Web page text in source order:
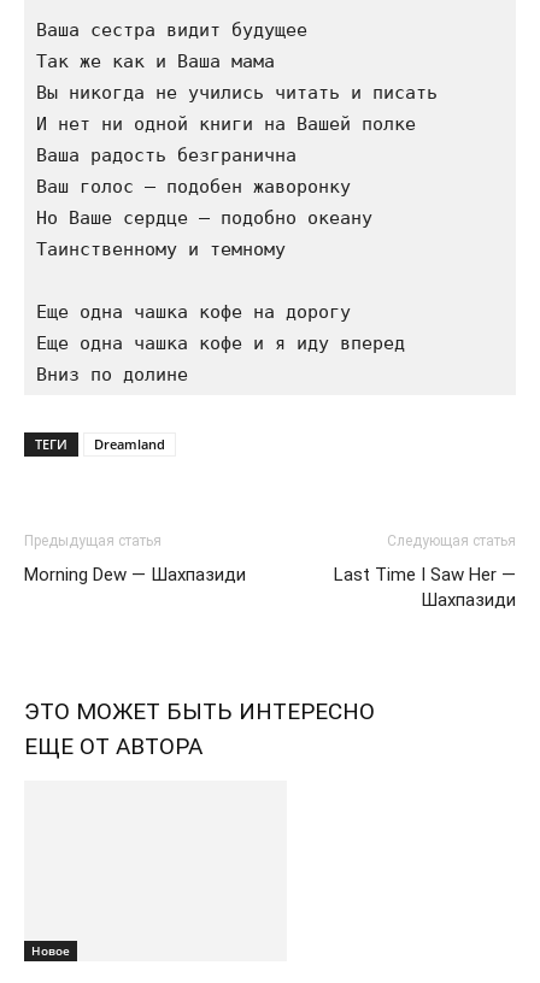
Ваша сестра видит будущее
Так же как и Ваша мама
Вы никогда не учились читать и писать
И нет ни одной книги на Вашей полке
Ваша радость безгранична
Ваш голос – подобен жаворонку
Но Ваше сердце – подобно океану
Таинственному и темному
Еще одна чашка кофе на дорогу
Еще одна чашка кофе и я иду вперед
ТЕГИ Dreamland
Предыдущая статья
Morning Dew — Шахпазиди
Следующая статья
Last Time I Saw Her —
Шахпазиди
ЭТО МОЖЕТ БЫТЬ ИНТЕРЕСНО
ЕЩЕ ОТ АВТОРА
Новоe